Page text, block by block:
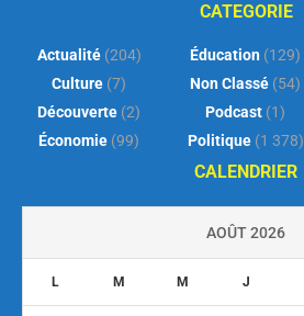
CATEGORIE
Actualité(204)
Culture (7)
Découverte (2)
Économie (99)
Éducation (129)
Non Classé (54)
Podcast (1)
Politique(1 378)
CALENDRIER
AOÛT 2026
L M M J